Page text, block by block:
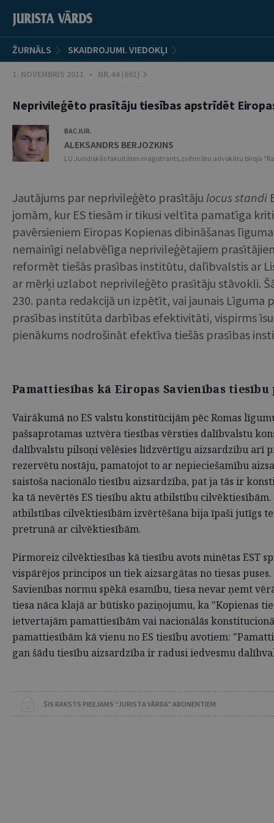
ŽURNĀLS SKAIDROJUMI. VIEDOKĻI
1. NOVEMBRIS 2011 • NR.44 (691)
Neprivileģēto prasītāju tiesības apstrīdēt
BAC.IUR.
ALEKSANDRS BERJOZKINS
LU Juridiskās fakultātes maģistrants,zvērinātu advokātu biroja
Jautājums par neprivileģēto prasītāju locus standi
jomām, kur ES tiesām ir tikusi veltīta pamatīga
pavērsieniem Eiropas Kopienas dibināšanas
nemainīgi nelabvēlīga neprivileģētajiem
reformēt tiešās prasības institūtu, dalībvalstis ar
ar mērķi uzlabot neprivileģēto prasītāju stāvokli.
230. panta redakcijā un izpētīt, vai jaunais
prasības institūta darbības efektivitāti, vispirms
pienākums nodrošināt efektīva tiešās prasības
Pamattiesības kā Eiropas Savienības
Vairākumā no ES valstu konstitūcijām pēc Romas
pašsaprotamas uztvēra tiesības vērsties dalībvalstu
dalībvalstu pilsoņi vēlēsies līdzvērtīgu aizsardzību arī
rezervētu nostāju, pamatojot to ar nepieciešamību
saistoša nacionālo tiesību aizsardzība, pat ja tās ir
ka tā nevērtēs ES tiesību aktu atbilstību
atbilstības cilvēktiesībām izvērtēšana bija īpaši jutīgs
pretrunā ar cilvēktiesībām.
Pirmoreiz cilvēktiesības kā tiesību avots minētas EST
vispārējos principos un tiek aizsargātas no tiesas puses.
Savienības normu spēkā esamību, tiesa nevar ņemt
tiesa nāca klajā ar būtisko paziņojumu, ka "Kopienas
ietvertajām pamattiesībām vai nacionālās
pamattiesībām kā vienu no ES tiesību avotiem:
gan šādu tiesību aizsardzība ir radusi iedvesmu
ŠIS RAKSTS PIEEJAMS “JURISTA VĀRDA” ABONENTIEM